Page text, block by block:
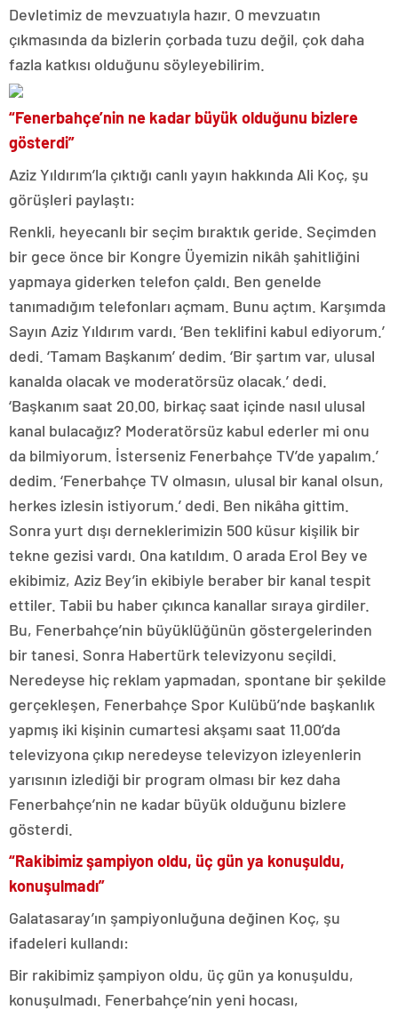
Devletimiz de mevzuatıyla hazır. O mevzuatın
çıkmasında da bizlerin çorbada tuzu değil, çok daha
fazla katkısı olduğunu söyleyebilirim.
“Fenerbahçe’nin ne kadar büyük olduğunu bizlere
gösterdi”
Aziz Yıldırım’la çıktığı canlı yayın hakkında Ali Koç, şu
görüşleri paylaştı:
Renkli, heyecanlı bir seçim bıraktık geride. Seçimden
bir gece önce bir Kongre Üyemizin nikâh şahitliğini
yapmaya giderken telefon çaldı. Ben genelde
tanımadığım telefonları açmam. Bunu açtım. Karşımda
Sayın Aziz Yıldırım vardı. ‘Ben teklifini kabul ediyorum.’
dedi. ‘Tamam Başkanım’ dedim. ‘Bir şartım var, ulusal
kanalda olacak ve moderatörsüz olacak.’ dedi.
‘Başkanım saat 20.00, birkaç saat içinde nasıl ulusal
kanal bulacağız? Moderatörsüz kabul ederler mi onu
da bilmiyorum. İsterseniz Fenerbahçe TV’de yapalım.’
dedim. ‘Fenerbahçe TV olmasın, ulusal bir kanal olsun,
herkes izlesin istiyorum.’ dedi. Ben nikâha gittim.
Sonra yurt dışı derneklerimizin 500 küsur kişilik bir
tekne gezisi vardı. Ona katıldım. O arada Erol Bey ve
ekibimiz, Aziz Bey’in ekibiyle beraber bir kanal tespit
ettiler. Tabii bu haber çıkınca kanallar sıraya girdiler.
Bu, Fenerbahçe’nin büyüklüğünün göstergelerinden
bir tanesi. Sonra Habertürk televizyonu seçildi.
Neredeyse hiç reklam yapmadan, spontane bir şekilde
gerçekleşen, Fenerbahçe Spor Kulübü’nde başkanlık
yapmış iki kişinin cumartesi akşamı saat 11.00’da
televizyona çıkıp neredeyse televizyon izleyenlerin
yarısının izlediği bir program olması bir kez daha
Fenerbahçe’nin ne kadar büyük olduğunu bizlere
gösterdi.
“Rakibimiz şampiyon oldu, üç gün ya konuşuldu,
konuşulmadı”
Galatasaray’ın şampiyonluğuna değinen Koç, şu
ifadeleri kullandı:
Bir rakibimiz şampiyon oldu, üç gün ya konuşuldu,
konuşulmadı. Fenerbahçe’nin yeni hocası,